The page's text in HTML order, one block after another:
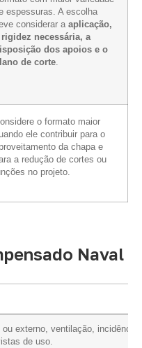
espessuras. A escolha
considerar a aplicação,
rigidez necessária, a
dos apoios e o
de corte.
o formato maior
ele contribuir para o
da chapa e
a redução de cortes ou
no projeto.
Naval
externo, ventilação, incidência
de uso.